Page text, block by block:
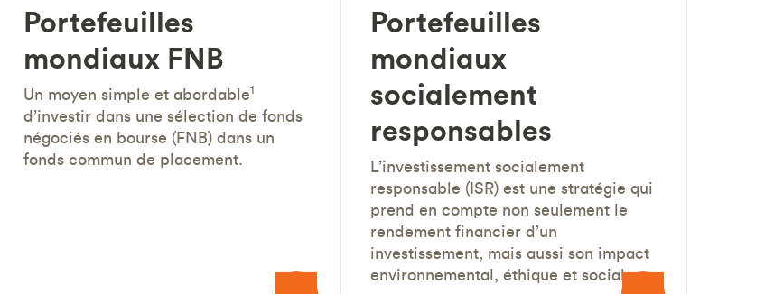
Portefeuilles
mondiaux FNB
Un moyen simple et abordable1
d’investir dans une sélection de fonds
négociés en bourse (FNB) dans un
fonds commun de placement.
Portefeuilles
mondiaux
socialement
responsables
L’investissement socialement
responsable (ISR) est une stratégie qui
prend en compte non seulement le
rendement financier d’un
investissement, mais aussi son impact
environnemental, éthique et social.